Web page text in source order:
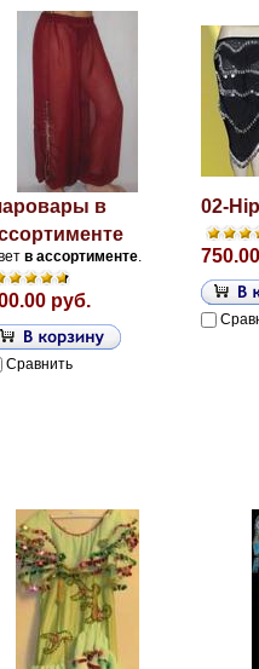
в
в ассортименте.
руб.
Сравнить
02-